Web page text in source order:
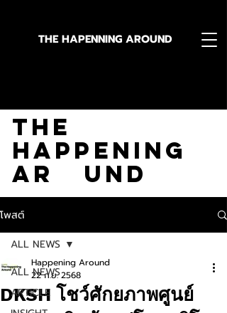
THE HAPENNING AROUND
The
Happening
Ar und
โพสต์
ALL NEWS
ARTICLE
ALL NEWS
DKSH โชว์ศักยภาพศูนย์
Happening Around
22 ก.ย. 2568